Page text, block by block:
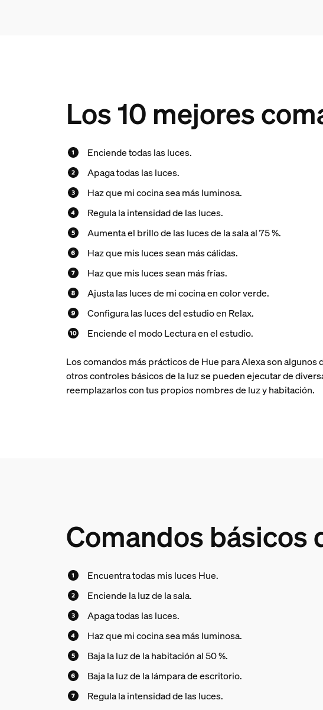
Los 10 mejores
Enciende todas las luces.
Apaga todas las luces.
Haz que mi cocina sea más luminosa.
Regula la intensidad de las luces.
Aumenta el brillo de las luces de la sala al 75 %.
Haz que mis luces sean más cálidas.
Haz que mis luces sean más frías.
Ajusta las luces de mi cocina en color verde.
Configura las luces del estudio en Relax.
Enciende el modo Lectura en el estudio.
Los comandos más prácticos de Hue para Alexa son
otros controles básicos de la luz se pueden ejecutar de
reemplazarlos con tus propios nombres de luz y habitación.
Comandos básicos
Encuentra todas mis luces Hue.
Enciende la luz de la sala.
Apaga todas las luces.
Haz que mi cocina sea más luminosa.
Baja la luz de la habitación al 50 %.
Baja la luz de la lámpara de escritorio.
Regula la intensidad de las luces.